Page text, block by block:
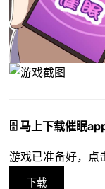
🗄️ 马上下载催眠
游戏已准备好，点
下载